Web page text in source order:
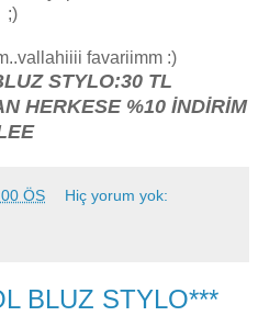
;)
favariimm :)
STYLO:30 TL
HERKESE %10 İNDİRİM
ÖS Hiç yorum yok:
BLUZ STYLO***